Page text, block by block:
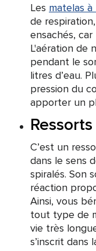
Les matelas à
de
ensachés,
L'aération de
pendant le
litres d’eau.
pression du
apporter un
C’est un
dans le sens
spiralés. Son
réaction
Ainsi, vous
tout type de
vie très
s’inscrit dans